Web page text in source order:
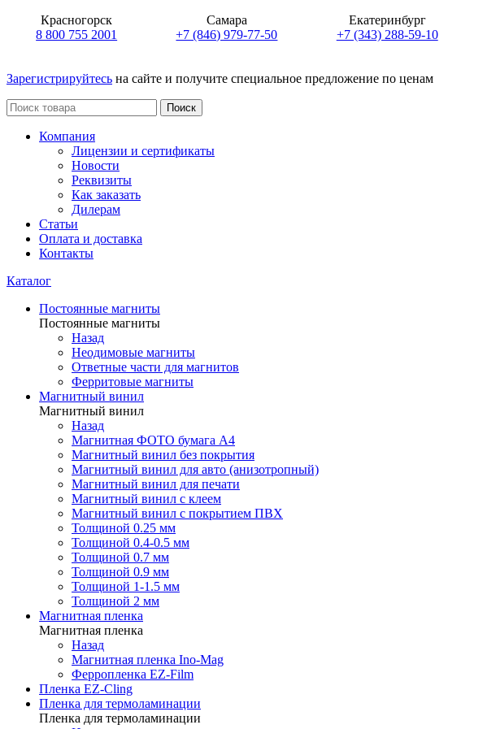
Красногорск
8 800 755 2001
Самара
+7 (846) 979-77-50
Екатеринбург
+7 (343) 288-59-10
Зарегистрируйтесь на сайте и получите специальное предложение по ценам
Поиск
Компания
Лицензии и сертификаты
Новости
Реквизиты
Как заказать
Дилерам
Статьи
Оплата и доставка
Контакты
Каталог
Постоянные магниты
Постоянные магниты
Назад
Неодимовые магниты
Ответные части для магнитов
Ферритовые магниты
Магнитный винил
Магнитный винил
Назад
Магнитная ФОТО бумага А4
Магнитный винил без покрытия
Магнитный винил для авто (анизотропный)
Магнитный винил для печати
Магнитный винил с клеем
Магнитный винил с покрытием ПВХ
Толщиной 0.25 мм
Толщиной 0.4-0.5 мм
Толщиной 0.7 мм
Толщиной 0.9 мм
Толщиной 1-1.5 мм
Толщиной 2 мм
Магнитная пленка
Магнитная пленка
Назад
Магнитная пленка Ino-Mag
Ферропленка EZ-Film
Пленка EZ-Cling
Пленка для термоламинации
Пленка для термоламинации